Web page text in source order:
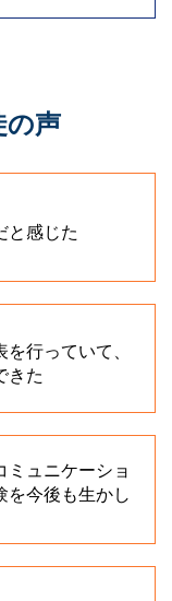
の声
と感じた
行っていて、
きた
ミュニケーショ
を今後も生かし